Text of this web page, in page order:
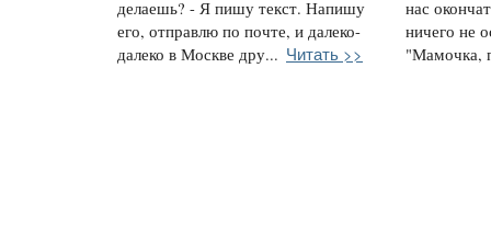
делаешь? - Я пишу текст. Напишу
его, отправлю по почте, и далеко-
далеко в Москве дру... Читать >>
нас
ничего не
"Мамочка,